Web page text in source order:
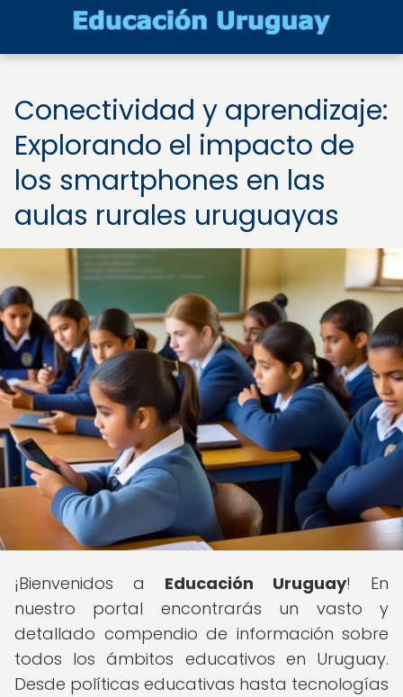
Conectividad y aprendizaje:
Explorando el impacto de
los smartphones en las
aulas rurales uruguayas
¡Bienvenidos a Educación Uruguay! En
nuestro portal encontrarás un vasto y
detallado compendio de información sobre
todos los ámbitos educativos en Uruguay.
Desde políticas educativas hasta tecnologías